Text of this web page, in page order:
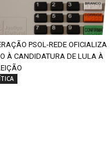
PSOL-REDE OFICIALIZA
À CANDIDATURA DE LULA À